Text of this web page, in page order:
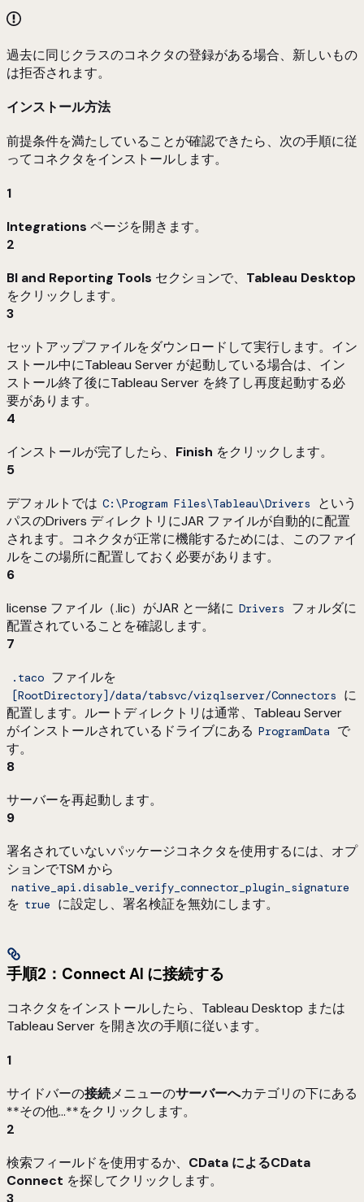
過去に同じクラスのコネクタの登録がある場合、新しいもの
は拒否されます。
インストール方法
前提条件を満たしていることが確認できたら、次の手順に従
ってコネクタをインストールします。
1
Integrations ページを開きます。
2
BI and Reporting Tools セクションで、 Tableau Desktop
をクリックします。
3
セットアップファイルをダウンロードして実行します。イン
ストール中にTableau Server が起動している場合は、イン
ストール終了後にTableau Server を終了し再度起動する必
要があります。
4
インストールが完了したら、 Finish をクリックします。
5
デフォルトでは C:\Program Files\Tableau\Drivers
という
パスのDrivers ディレクトリにJAR ファイルが自動的に配置
されます。コネクタが正常に機能するためには、このファイ
ルをこの場所に配置しておく必要があります。
6
license ファイル（.lic）がJAR と一緒に Drivers
フォルダに
配置されていることを確認します。
7
.taco ファイルを
[RootDirectory]/data/tabsvc/vizqlserver/Connectors
に
配置します。ルートディレクトリは通常、Tableau Server
がインストールされているドライブにある ProgramData
で
す。
8
サーバーを再起動します。
9
署名されていないパッケージコネクタを使用するには、オプ
ションでTSM から
native_api.disable_verify_connector_plugin_signature
を true に設定し、署名検証を無効にします。
手順2：Connect AI に接続する
コネクタをインストールしたら、Tableau Desktop または
Tableau Server を開き次の手順に従います。
1
サイドバーの接続メニューのサーバーへカテゴリの下にある
**その他…**をクリックします。
2
検索フィールドを使用するか、 CData によるCData
Connect を探してクリックします。
3